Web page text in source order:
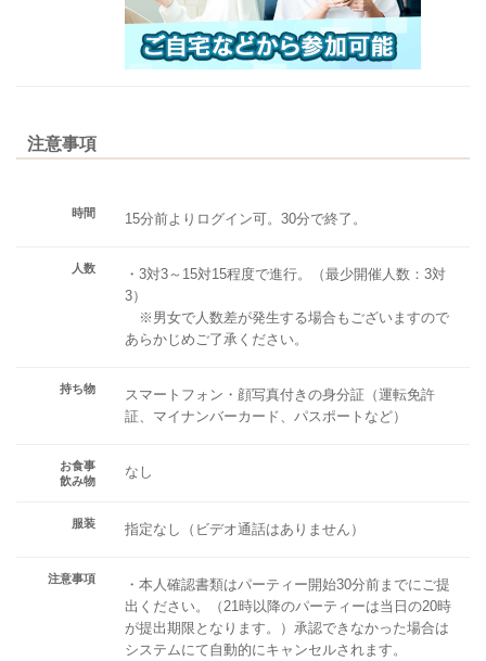
注意事項
時間 15分前よりログイン可。30分で終了。
人数
・3対3～15対15程度で進行。（最少開催人数：3対
3）
※男女で人数差が発生する場合もございますので
あらかじめご了承ください。
持ち物
スマートフォン・顔写真付きの身分証（運転免許
証、マイナンバーカード、パスポートなど）
お食事
飲み物
なし
服装 指定なし（ビデオ通話はありません）
注意事項
・本人確認書類はパーティー開始30分前までにご提
出ください。（21時以降のパーティーは当日の20時
が提出期限となります。）承認できなかった場合は
システムにて自動的にキャンセルされます。